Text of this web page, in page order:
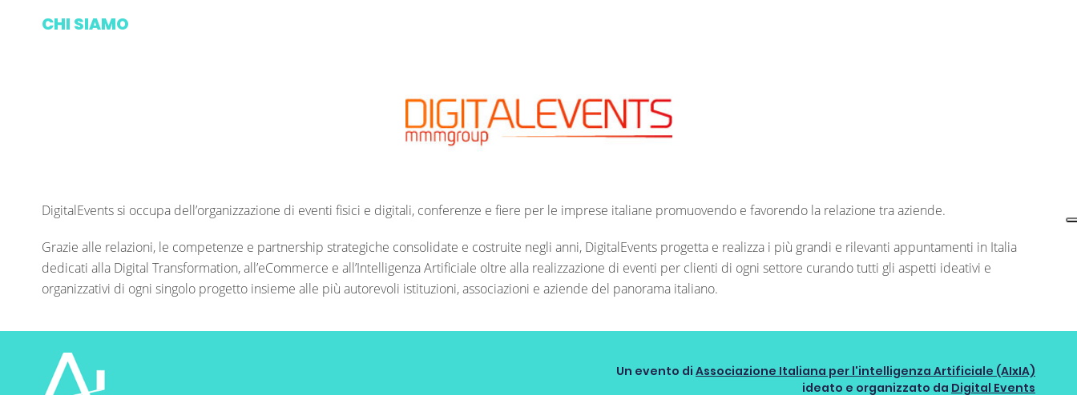
CHI SIAMO
DigitalEvents si occupa dell’organizzazione di eventi fisici e digitali, conferenze e fiere per le imprese italiane promuovendo e favorendo la relazione tra aziende.
Grazie alle relazioni, le competenze e partnership strategiche consolidate e costruite negli anni, DigitalEvents progetta e realizza i più grandi e rilevanti appuntamenti in Italia
dedicati alla Digital Transformation, all’eCommerce e all’Intelligenza Artificiale oltre alla realizzazione di eventi per clienti di ogni settore curando tutti gli aspetti ideativi e
organizzativi di ogni singolo progetto insieme alle più autorevoli istituzioni, associazioni e aziende del panorama italiano.
Un evento di Associazione Italiana per l'intelligenza Artificiale (AIxIA)
ideato e organizzato da Digital Events